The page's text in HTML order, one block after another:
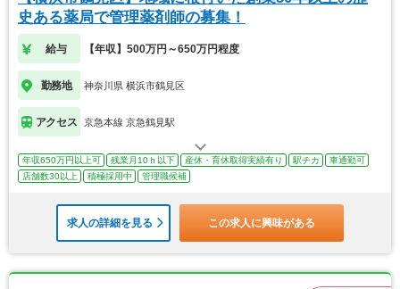
史ある薬局で管理薬剤師の募集！
給与 【年収】500万円～650万円程度
勤務地 神奈川県 横浜市鶴見区
アクセス 京急本線 京急鶴見駅
年収650万円以上可 残業月10ｈ以下 産休・育休取得実績有り 駅チカ
車通勤可
店舗数30以上
積極採用中 管理職候補
求人の詳細を見る この求人に興味がある